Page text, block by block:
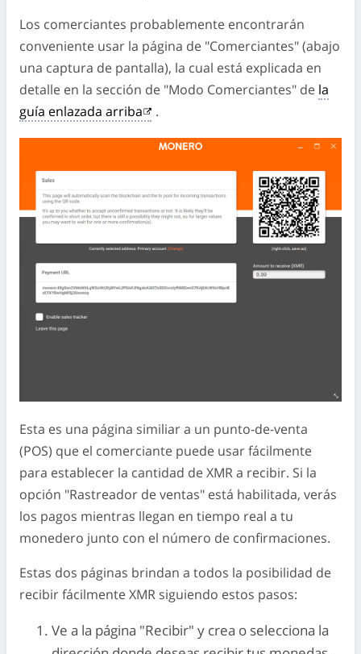
Los comerciantes probablemente encontrarán
conveniente usar la página de "Comerciantes" (abajo
una captura de pantalla), la cual está explicada en
detalle en la sección de "Modo Comerciantes" de la
guía enlazada arriba
.
Esta es una página similiar a un punto-de-venta
(POS) que el comerciante puede usar fácilmente
para establecer la cantidad de XMR a recibir. Si la
opción "Rastreador de ventas" está habilitada, verás
los pagos mientras llegan en tiempo real a tu
monedero junto con el número de confirmaciones.
Estas dos páginas brindan a todos la posibilidad de
recibir fácilmente XMR siguiendo estos pasos:
Ve a la página "Recibir" y crea o selecciona la